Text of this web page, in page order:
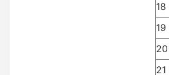
18
19
20
21